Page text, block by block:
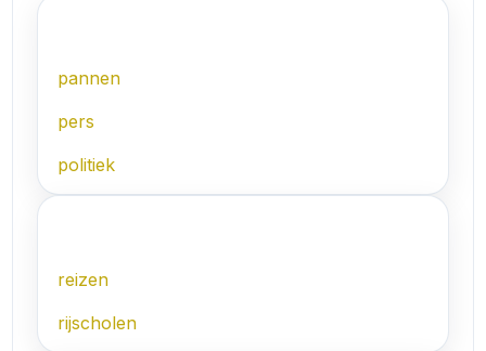
pannen
pers
politiek
reizen
rijscholen